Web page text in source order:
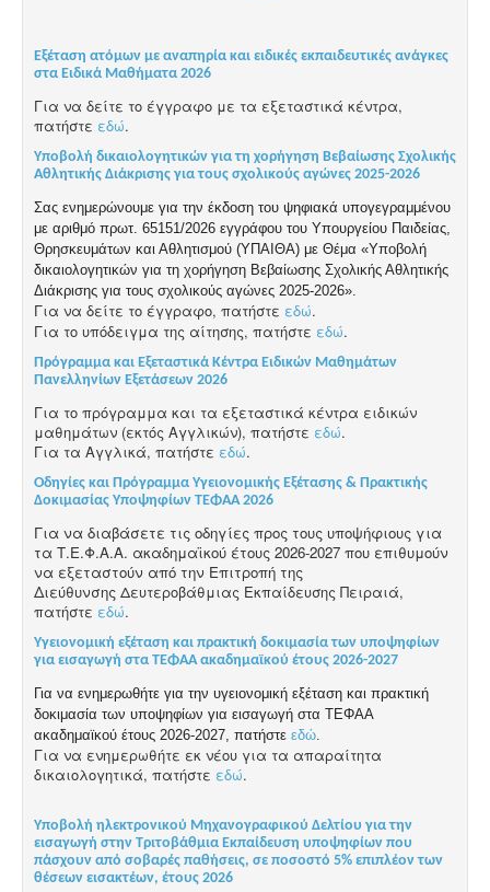
Εξέταση ατόμων με αναπηρία και ειδικές εκπαιδευτικές ανάγκες
στα Ειδικά Μαθήματα 2026
Για να δείτε το έγγραφο με τα εξεταστικά κέντρα,
πατήστε εδώ.
Υποβολή δικαιολογητικών για τη χορήγηση Βεβαίωσης Σχολικής
Αθλητικής Διάκρισης για τους σχολικούς αγώνες 2025-2026
Σας ενημερώνουμε για την έκδοση του ψηφιακά υπογεγραμμένου
με αριθμό πρωτ. 65151/2026 εγγράφου του Υπουργείου Παιδείας,
Θρησκευμάτων και Αθλητισμού (ΥΠΑΙΘΑ) με Θέμα «Υποβολή
δικαιολογητικών για τη χορήγηση Βεβαίωσης Σχολικής Αθλητικής
Διάκρισης για τους σχολικούς αγώνες 2025-2026».
Για να δείτε το έγγραφο, πατήστε εδώ.
Για το υπόδειγμα της αίτησης, πατήστε εδώ.
Πρόγραμμα και Εξεταστικά Κέντρα Ειδικών Μαθημάτων
Πανελληνίων Εξετάσεων 2026
Για το πρόγραμμα και τα εξεταστικά κέντρα ειδικών
μαθημάτων (εκτός Αγγλικών), πατήστε εδώ.
Για τα Αγγλικά, πατήστε εδώ.
Οδηγίες και Πρόγραμμα Υγειονομικής Εξέτασης & Πρακτικής
Δοκιμασίας Υποψηφίων ΤΕΦΑΑ 2026
Για να διαβάσετε τις οδηγίες προς τους υποψήφιους για
τα Τ.Ε.Φ.Α.Α. ακαδημαϊκού έτους 2026-2027 που επιθυμούν
να εξεταστούν από την Επιτροπή της
Διεύθυνσης Δευτεροβάθμιας Εκπαίδευσης Πειραιά,
πατήστε εδώ.
Yγειονομική εξέταση και πρακτική δοκιμασία των υποψηφίων
για εισαγωγή στα ΤΕΦΑΑ ακαδημαϊκού έτους 2026-2027
Για να ενημερωθήτε για την υγειονομική εξέταση και πρακτική
δοκιμασία των υποψηφίων για εισαγωγή στα ΤΕΦΑΑ
ακαδημαϊκού έτους 2026-2027, πατήστε εδώ
Για να ενημερωθήτε εκ νέου για τα απαραίτητα
δικαιολογητικά, πατήστε εδώ.
Υποβολή ηλεκτρονικού Μηχανογραφικού Δελτίου για την
εισαγωγή στην Τριτοβάθμια Εκπαίδευση υποψηφίων που
πάσχουν από σοβαρές παθήσεις, σε ποσοστό 5% επιπλέον των
θέσεων εισακτέων, έτους 2026